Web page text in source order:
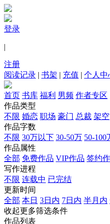
登录
|
注册
阅读记录 | 书架 | 充值 | 个人中
首页 书库 福利 男频 作者专区
作品类型
不限 婚恋 职场 豪门 总裁 架空
作品字数
不限 30万以下 30-50万 50-100
作品属性
全部 免费作品 VIP作品 签约
写作进程
不限 连载中 已完结
更新时间
全部 本日 3日内 7日内 半月内
收起更多筛选条件
作品列表